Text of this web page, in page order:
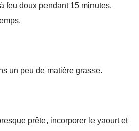
feu doux pendant 15 minutes.
un peu de matière grasse.
prête, incorporer le yaourt et